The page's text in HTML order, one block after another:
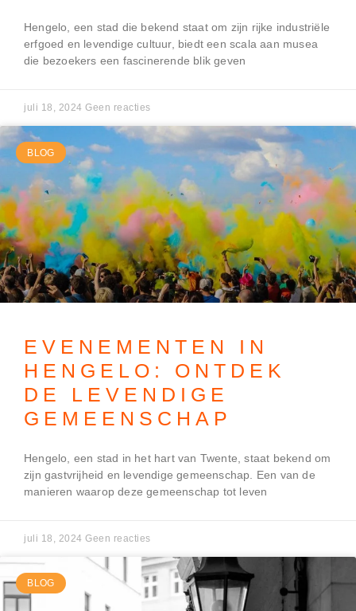
Hengelo, een stad die bekend staat om zijn rijke industriële
erfgoed en levendige cultuur, biedt een scala aan musea
die bezoekers een fascinerende blik geven
juli 18, 2024 Geen reacties
BLOG
EVENEMENTEN IN
HENGELO: ONTDEK
DE LEVENDIGE
GEMEENSCHAP
Hengelo, een stad in het hart van Twente, staat bekend om
zijn gastvrijheid en levendige gemeenschap. Een van de
manieren waarop deze gemeenschap tot leven
juli 18, 2024 Geen reacties
BLOG